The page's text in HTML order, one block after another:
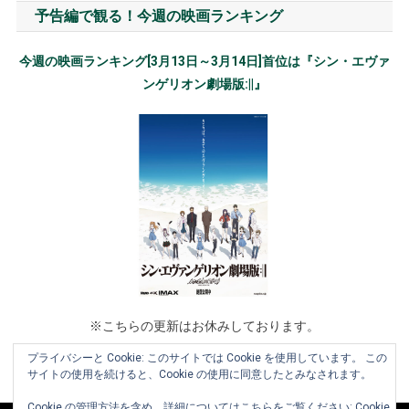
予告編で観る！今週の映画ランキング
今週の映画ランキング[3月13日～3月14日]首位は『シン・エヴァ
ンゲリオン劇場版:||』
※こちらの更新はお休みしております。
プライバシーと Cookie: このサイトでは Cookie を使用しています。 この
サイトの使用を続けると、Cookie の使用に同意したとみなされます。